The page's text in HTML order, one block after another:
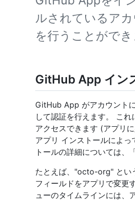
ルされているア
を行うことができ
GitHub App イン
GitHub App がアカウント
して認証を行えます。 こ
アクセスできます (アプリ
アプリ インストールによ
トールの詳細については、
たとえば、"octo-org" とい
フィールドをアプリで変更
ューのタイムラインには、